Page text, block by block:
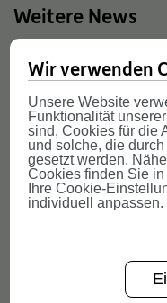
Weitere News
Wir verwenden
Unsere Website
Funktionalität
sind, Cookies für die
und solche, die
gesetzt werden.
Cookies finden Sie
Ihre Cookie-
individuell anpassen.